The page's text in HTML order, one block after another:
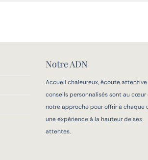
Notre ADN
Accueil chaleureux, écoute
conseils personnalisés sont au cœur
notre approche pour offrir à chaque
une expérience à la hauteur de ses
attentes.